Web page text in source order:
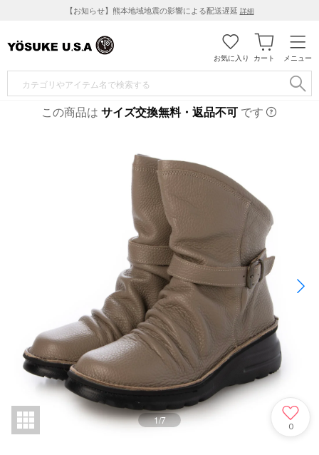
【お知らせ】熊本地域地震の影響による配送遅延 詳細
メニュー
カート
お気に入り
この商品は サイズ交換無料・返品不可 です
1/7
0